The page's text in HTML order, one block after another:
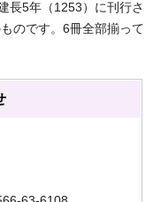
長5年（1253）に刊行さ
のです。6冊全部揃って